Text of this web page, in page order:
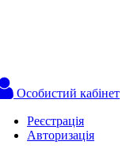
Особистий кабінет
Реєстрація
Авторизація